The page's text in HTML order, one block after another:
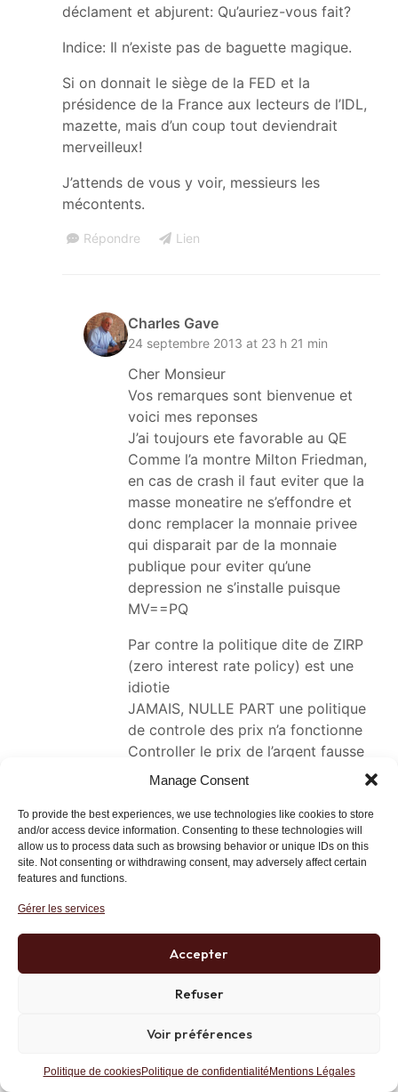
Manage Consent
To provide the best experiences, we use technologies like cookies to store
and/or access device information. Consenting to these technologies will
allow us to process data such as browsing behavior or unique IDs on this
site. Not consenting or withdrawing consent, may adversely affect certain
features and functions.
Gérer les services
Accepter
Refuser
Voir préférences
Politique de cookiesPolitique de confidentialité Mentions Légales
déclament et abjurent: Qu’auriez-vous fait?
Indice: Il n’existe pas de baguette magique.
Si on donnait le siège de la FED et la
présidence de la France aux lecteurs de l’IDL,
mazette, mais d’un coup tout deviendrait
merveilleux!
J’attends de vous y voir, messieurs les
mécontents.
Répondre Lien
Charles Gave
24 septembre 2013 at 23 h 21 min
Cher Monsieur
Vos remarques sont bienvenue et
voici mes reponses
J’ai toujours ete favorable au QE
Comme l’a montre Milton Friedman,
en cas de crash il faut eviter que la
masse moneatire ne s’effondre et
donc remplacer la monnaie privee
qui disparait par de la monnaie
publique pour eviter qu’une
depression ne s’installe puisque
MV==PQ
Par contre la politique dite de ZIRP
(zero interest rate policy) est une
idiotie
JAMAIS, NULLE PART une politique
de controle des prix n’a fonctionne
Controller le prix de l’argent fausse
totalement le ysteme d’information
que sont les autres prix et amene a
un blocage de tout le systeme
economique et a un ralentissement
de la croissance, comme nous le
ressource rare entre toutes qu’est le
l’information est controlee par le
capitalisme qui ne fonctionne pas